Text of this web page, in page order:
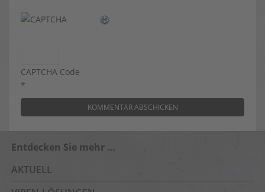
CAPTCHA Code
*
Entdecken Sie mehr …
AKTUELL